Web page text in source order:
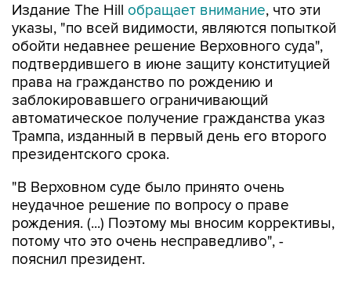
Издание The Hill обращает внимание, что эти
указы, "по всей видимости, являются попыткой
обойти недавнее решение Верховного суда",
подтвердившего в июне защиту конституцией
права на гражданство по рождению и
заблокировавшего ограничивающий
автоматическое получение гражданства указ
Трампа, изданный в первый день его второго
президентского срока.
"В Верховном суде было принято очень
неудачное решение по вопросу о праве
рождения. (...) Поэтому мы вносим коррективы,
потому что это очень несправедливо", -
пояснил президент.